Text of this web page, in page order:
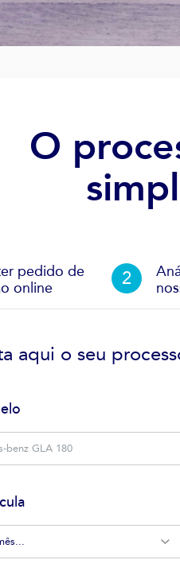
O
pedido de
online
aqui o seu